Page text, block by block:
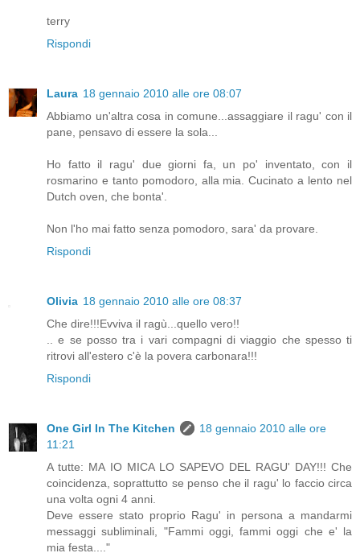
terry
Rispondi
Laura 18 gennaio 2010 alle ore 08:07
Abbiamo un'altra cosa in comune...assaggiare il ragu' con il
pane, pensavo di essere la sola...
Ho fatto il ragu' due giorni fa, un po' inventato, con il
rosmarino e tanto pomodoro, alla mia. Cucinato a lento nel
Dutch oven, che bonta'.
Non l'ho mai fatto senza pomodoro, sara' da provare.
Rispondi
Olivia 18 gennaio 2010 alle ore 08:37
Che dire!!!Evviva il ragù...quello vero!!
.. e se posso tra i vari compagni di viaggio che spesso ti
ritrovi all'estero c'è la povera carbonara!!!
Rispondi
One Girl In The Kitchen
18 gennaio 2010 alle ore
11:21
A tutte: MA IO MICA LO SAPEVO DEL RAGU' DAY!!! Che
coincidenza, soprattutto se penso che il ragu' lo faccio circa
una volta ogni 4 anni.
Deve essere stato proprio Ragu' in persona a mandarmi
messaggi subliminali, "Fammi oggi, fammi oggi che e' la
mia festa...."